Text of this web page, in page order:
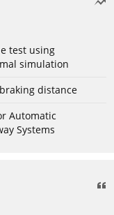
test using
simulation
distance
Automatic
Systems